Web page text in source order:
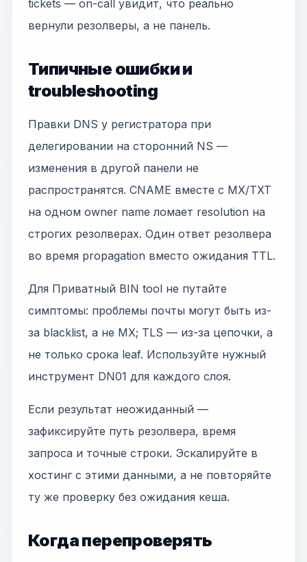
tickets — on-call увидит, что реально
вернули резолверы, а не панель.
Типичные ошибки и
troubleshooting
Правки DNS у регистратора при
делегировании на сторонний NS —
изменения в другой панели не
распространятся. CNAME вместе с MX/TXT
на одном owner name ломает resolution на
строгих резолверах. Один ответ резолвера
во время propagation вместо ожидания TTL.
Для Приватный BIN tool не путайте
симптомы: проблемы почты могут быть из-
за blacklist, а не MX; TLS — из-за цепочки, а
не только срока leaf. Используйте нужный
инструмент DN01 для каждого слоя.
Если результат неожиданный —
зафиксируйте путь резолвера, время
запроса и точные строки. Эскалируйте в
хостинг с этими данными, а не повторяйте
ту же проверку без ожидания кеша.
Когда перепроверять